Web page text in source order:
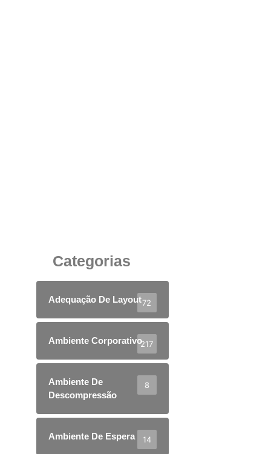
Categorias
Adequação De Layout72
Ambiente Corporativo217
Ambiente De
Descompressão
8
Ambiente De Espera 14